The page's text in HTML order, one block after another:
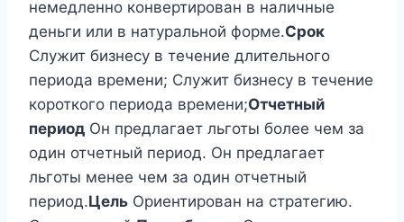
немедленно конвертирован в наличные
деньги или в натуральной форме.Срок
Служит бизнесу в течение длительного
периода времени; Служит бизнесу в течение
короткого периода времени;Отчетный
период Он предлагает льготы более чем за
один отчетный период. Он предлагает
льготы менее чем за один отчетный
период.Цель Ориентирован на стратегию.